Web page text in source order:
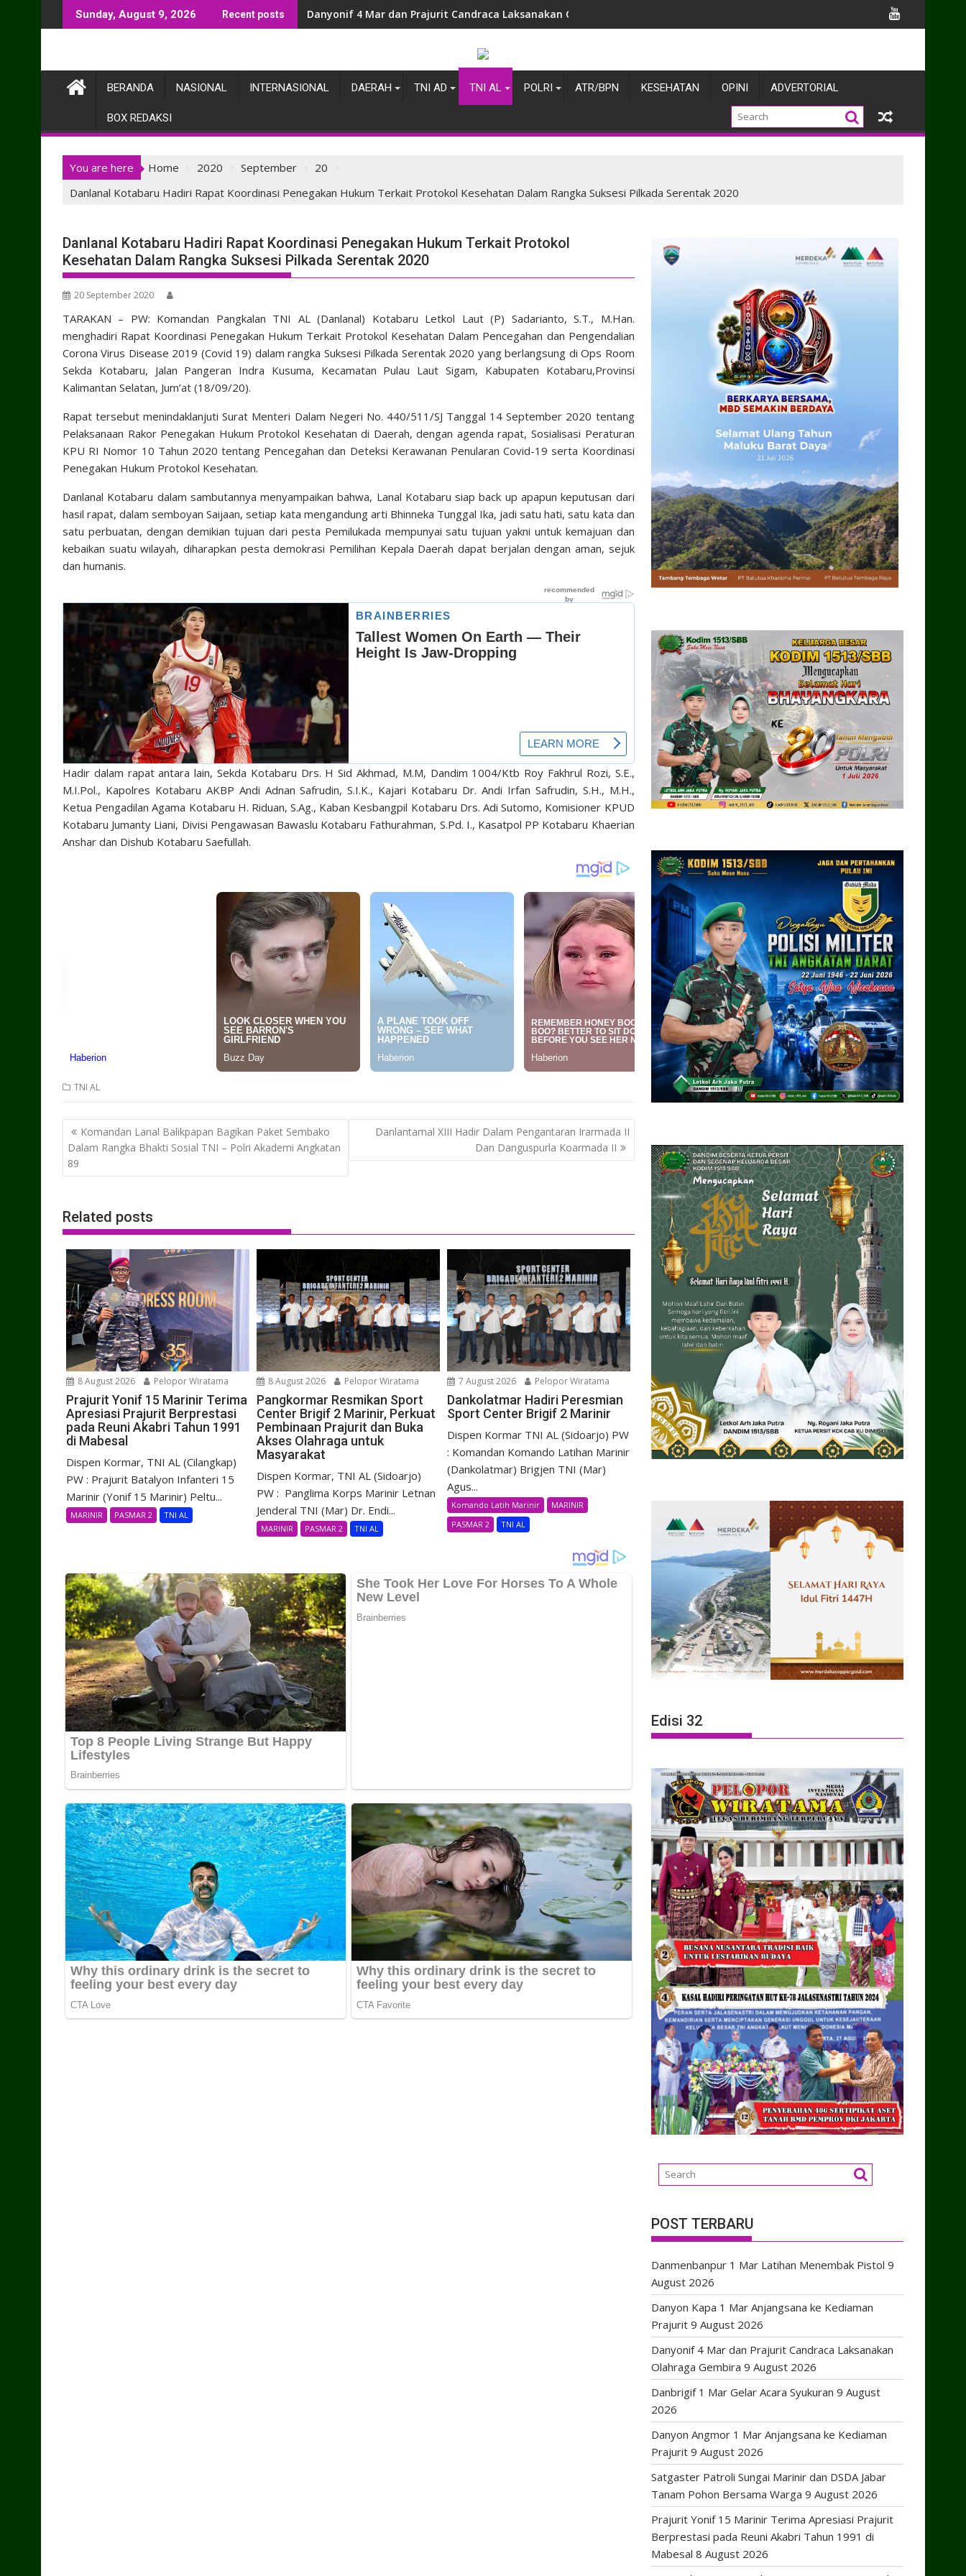
to
Sunday, August 9, 2026 Recent posts Danyonif 4 Mar dan Prajurit Candraca Laksanakan Olahraga Gembira
BERANDA NASIONAL INTERNASIONAL DAERAH TNI AD TNI AL POLRI ATR/BPN KESEHATAN OPINI ADVERTORIAL
BOX REDAKSI
You are here Home 2020 September
20
Danlanal Kotabaru Hadiri Rapat Koordinasi Penegakan Hukum Terkait Protokol Kesehatan Dalam Rangka Suksesi Pilkada Serentak 2020
Danlanal Kotabaru Hadiri Rapat Koordinasi Penegakan Hukum Terkait Protokol
Kesehatan Dalam Rangka Suksesi Pilkada Serentak 2020
20 September 2020
TARAKAN – PW: Komandan Pangkalan TNI AL (Danlanal) Kotabaru Letkol Laut (P) Sadarianto, S.T., M.Han.
menghadiri Rapat Koordinasi Penegakan Hukum Terkait Protokol Kesehatan Dalam Pencegahan dan Pengendalian
Corona Virus Disease 2019 (Covid 19) dalam rangka Suksesi Pilkada Serentak 2020 yang berlangsung di Ops Room
Sekda Kotabaru, Jalan Pangeran Indra Kusuma, Kecamatan Pulau Laut Sigam, Kabupaten Kotabaru,Provinsi
Kalimantan Selatan, Jum’at (18/09/20).
Rapat tersebut menindaklanjuti Surat Menteri Dalam Negeri No. 440/511/SJ Tanggal 14 September 2020 tentang
Pelaksanaan Rakor Penegakan Hukum Protokol Kesehatan di Daerah, dengan agenda rapat, Sosialisasi Peraturan
KPU RI Nomor 10 Tahun 2020 tentang Pencegahan dan Deteksi Kerawanan Penularan Covid-19 serta Koordinasi
Penegakan Hukum Protokol Kesehatan.
Danlanal Kotabaru dalam sambutannya menyampaikan bahwa, Lanal Kotabaru siap back up apapun keputusan dari
hasil rapat, dalam semboyan Saijaan, setiap kata mengandung arti Bhinneka Tunggal Ika, jadi satu hati, satu kata dan
satu perbuatan, dengan demikian tujuan dari pesta Pemilukada mempunyai satu tujuan yakni untuk kemajuan dan
kebaikan suatu wilayah, diharapkan pesta demokrasi Pemilihan Kepala Daerah dapat berjalan dengan aman, sejuk
dan humanis.
Hadir dalam rapat antara lain, Sekda Kotabaru Drs. H Sid Akhmad, M.M, Dandim 1004/Ktb Roy Fakhrul Rozi, S.E.,
M.I.Pol., Kapolres Kotabaru AKBP Andi Adnan Safrudin, S.I.K., Kajari Kotabaru Dr. Andi Irfan Safrudin, S.H., M.H.,
Ketua Pengadilan Agama Kotabaru H. Riduan, S.Ag., Kaban Kesbangpil Kotabaru Drs. Adi Sutomo, Komisioner KPUD
Kotabaru Jumanty Liani, Divisi Pengawasan Bawaslu Kotabaru Fathurahman, S.Pd. I., Kasatpol PP Kotabaru Khaerian
Anshar dan Dishub Kotabaru Saefullah.
TNI AL
Post
navigation
Komandan Lanal Balikpapan Bagikan Paket Sembako
Dalam Rangka Bhakti Sosial TNI – Polri Akademi Angkatan
89
Danlantamal XIII Hadir Dalam Pengantaran Irarmada II
Dan Danguspurla Koarmada II
Related posts
8 August 2026 Pelopor Wiratama
Prajurit Yonif 15 Marinir Terima
Apresiasi Prajurit Berprestasi
pada Reuni Akabri Tahun 1991
di Mabesal
Dispen Kormar, TNI AL (Cilangkap)
PW : Prajurit Batalyon Infanteri 15
Marinir (Yonif 15 Marinir) Peltu...
MARINIR PASMAR 2 TNI AL
8 August 2026 Pelopor Wiratama
Pangkormar Resmikan Sport
Center Brigif 2 Marinir, Perkuat
Pembinaan Prajurit dan Buka
Akses Olahraga untuk
Masyarakat
Dispen Kormar, TNI AL (Sidoarjo)
PW : Panglima Korps Marinir Letnan
Jenderal TNI (Mar) Dr. Endi...
MARINIR PASMAR 2 TNI AL
7 August 2026 Pelopor Wiratama
Dankolatmar Hadiri Peresmian
Sport Center Brigif 2 Marinir
Dispen Kormar TNI AL (Sidoarjo) PW
: Komandan Komando Latihan Marinir
(Dankolatmar) Brigjen TNI (Mar)
Agus...
Komando Latih Marinir
MARINIR
PASMAR 2
TNI AL
Edisi 32
POST TERBARU
Danmenbanpur 1 Mar Latihan Menembak Pistol 9
August 2026
Danyon Kapa 1 Mar Anjangsana ke Kediaman
Prajurit 9 August 2026
Danyonif 4 Mar dan Prajurit Candraca Laksanakan
Olahraga Gembira 9 August 2026
Danbrigif 1 Mar Gelar Acara Syukuran 9 August
2026
Danyon Angmor 1 Mar Anjangsana ke Kediaman
Prajurit 9 August 2026
Satgaster Patroli Sungai Marinir dan DSDA Jabar
Tanam Pohon Bersama Warga 9 August 2026
Prajurit Yonif 15 Marinir Terima Apresiasi Prajurit
Berprestasi pada Reuni Akabri Tahun 1991 di
Mabesal 8 August 2026